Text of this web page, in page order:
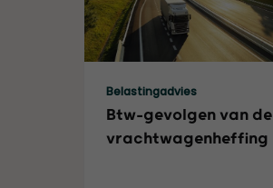
Belastingadvies
Btw-gevolgen van de
vrachtwagenheffing